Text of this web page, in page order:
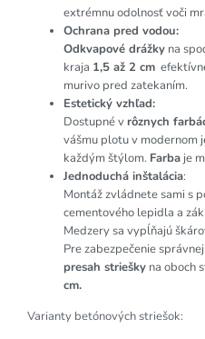
extrémnu odolnosť voči
Ochrana pred vodou:
Odkvapové drážky na
kraja 1,5 až 2 cm
murivo pred zatekaním.
Estetický vzhľad:
Dostupné vrôznych
vášmu plotu v modernom
každým štýlom. Farba je
Jednoduchá inštalácia:
Montáž zvládnete sami s
cementového lepidla a
Medzery sa vypĺňajú
Pre zabezpečenie
presah striešky na oboch
cm.
Varianty betónových striešok: